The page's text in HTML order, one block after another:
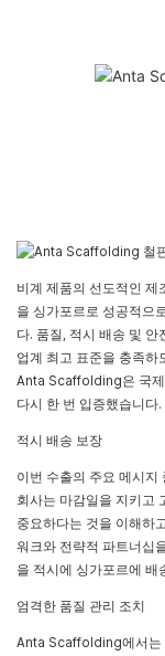
비계 제품의 선도적인
을 싱가포르로 성공적으
다. 품질, 적시 배송 및 안
업계 최고 표준을 충족
Anta Scaffolding은 국제
다시 한 번 입증했습니다.
적시 배송 보장
이번 수출의 주요 메시
회사는 마감일을 지키고
중요하다는 것을 이해하
워크와 전략적 파트너십
을 적시에 싱가포르에 배
엄격한 품질 관리 조치
Anta Scaffolding에서는